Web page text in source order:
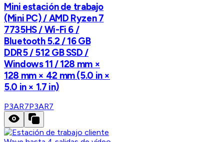
Mini estación de trabajo
(Mini PC) / AMD Ryzen 7
7735HS / Wi-Fi 6 /
Bluetooth 5.2 / 16 GB
DDR5 / 512 GB SSD /
Windows 11 / 128 mm ×
128 mm × 42 mm (5.0 in ×
5.0 in × 1.7 in)
P3AR7P3AR7